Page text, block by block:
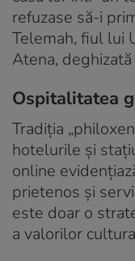
refuzase să-i
Telemah, fiul lui
Atena,
Ospitalitatea
Tradiția
hotelurile și
online
prietenos și
este doar o
a valorilor